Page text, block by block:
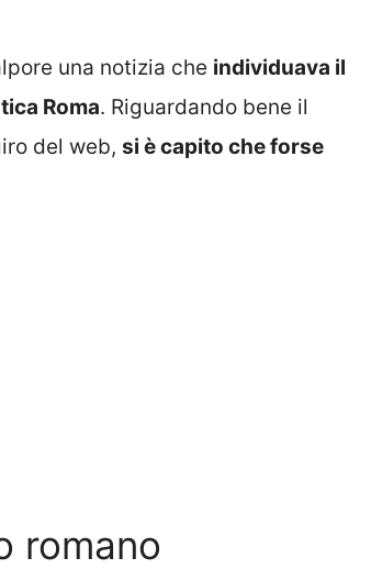
una notizia che individuava il
Roma. Riguardando bene il
del web, si è capito che forse
romano